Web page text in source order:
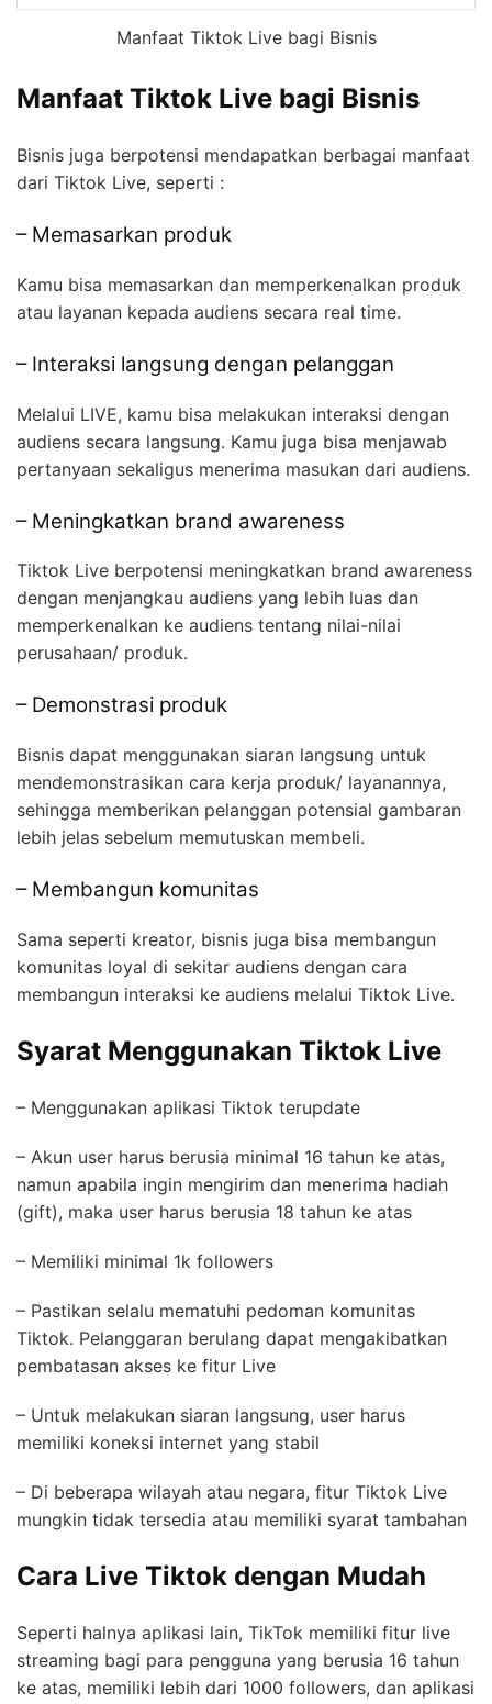
Manfaat Tiktok Live bagi Bisnis
Manfaat Tiktok Live bagi Bisnis
Bisnis juga berpotensi mendapatkan berbagai manfaat
dari Tiktok Live, seperti :
– Memasarkan produk
Kamu bisa memasarkan dan memperkenalkan produk
atau layanan kepada audiens secara real time.
– Interaksi langsung dengan pelanggan
Melalui LIVE, kamu bisa melakukan interaksi dengan
audiens secara langsung. Kamu juga bisa menjawab
pertanyaan sekaligus menerima masukan dari audiens.
– Meningkatkan brand awareness
Tiktok Live berpotensi meningkatkan brand awareness
dengan menjangkau audiens yang lebih luas dan
memperkenalkan ke audiens tentang nilai-nilai
perusahaan/ produk.
– Demonstrasi produk
Bisnis dapat menggunakan siaran langsung untuk
mendemonstrasikan cara kerja produk/ layanannya,
sehingga memberikan pelanggan potensial gambaran
lebih jelas sebelum memutuskan membeli.
– Membangun komunitas
Sama seperti kreator, bisnis juga bisa membangun
komunitas loyal di sekitar audiens dengan cara
membangun interaksi ke audiens melalui Tiktok Live.
Syarat Menggunakan Tiktok Live
– Menggunakan aplikasi Tiktok terupdate
– Akun user harus berusia minimal 16 tahun ke atas,
namun apabila ingin mengirim dan menerima hadiah
(gift), maka user harus berusia 18 tahun ke atas
– Memiliki minimal 1k followers
– Pastikan selalu mematuhi pedoman komunitas
Tiktok. Pelanggaran berulang dapat mengakibatkan
pembatasan akses ke fitur Live
– Untuk melakukan siaran langsung, user harus
memiliki koneksi internet yang stabil
– Di beberapa wilayah atau negara, fitur Tiktok Live
mungkin tidak tersedia atau memiliki syarat tambahan
Cara Live Tiktok dengan Mudah
Seperti halnya aplikasi lain, TikTok memiliki fitur live
streaming bagi para pengguna yang berusia 16 tahun
ke atas, memiliki lebih dari 1000 followers, dan aplikasi